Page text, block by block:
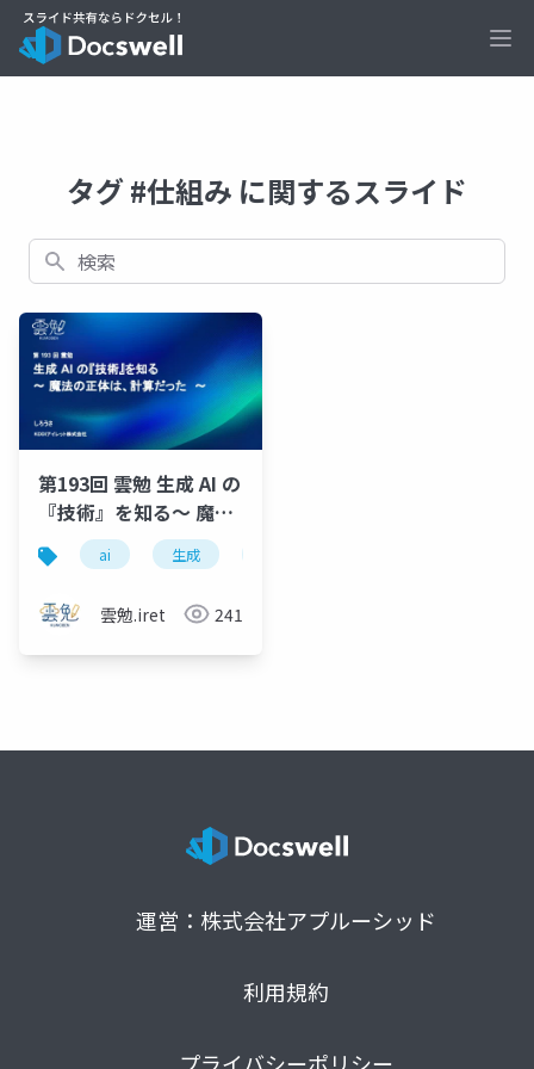
タグ #仕組み に関するスライド
検索
第193回 雲勉 生成 AI の
『技術』を知る〜 魔法
の正体は、計算だった
〜
ai 生成
雲勉.iret 241
運営：株式会社アプルーシッド
利用規約
プライバシーポリシー